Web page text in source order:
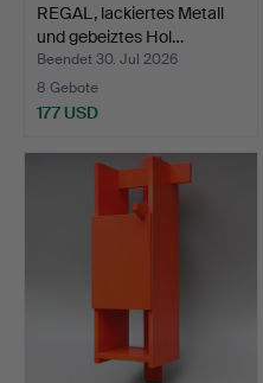
REGAL, lackiertes Metall
und gebeiztes Hol…
Beendet 30. Jul 2026
8 Gebote
177 USD